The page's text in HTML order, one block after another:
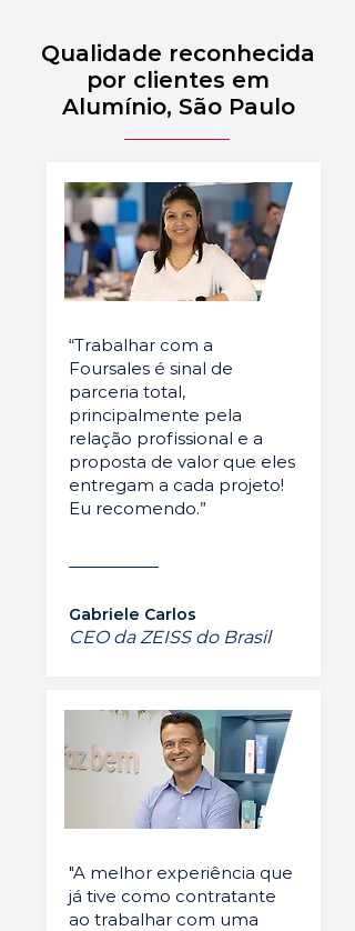
Qualidade reconhecida
por clientes em
Alumínio, São Paulo
“Trabalhar com a
Foursales é sinal de
parceria total,
principalmente pela
relação profissional e a
proposta de valor que eles
entregam a cada projeto!
Eu recomendo.”
Gabriele Carlos
CEO da ZEISS do Brasil
"A melhor experiência que
já tive como contratante
ao trabalhar com uma